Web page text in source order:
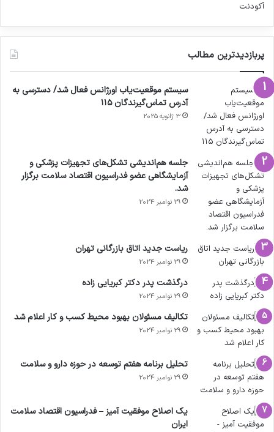
آکودنت
پربازدیدترین مطالب
سیستم موقعیت‌یاب اورژانس فعال شد/ دسترسی به
آدرس تماس‌گیرندگان ۱۱۵
3 ژانویه 2025
جلسه هم‌اندیشی تشکل‌های تجهیزات پزشکی و
آزمایشگاهی عضو فدراسیون اقتصاد سلامت برگزار
شد.
29 نوامبر 2024
ریاست جدید اتاق بازرگانی تهران
29 نوامبر 2024
درگذشت پدر دکتر کبریایی زاده
29 نوامبر 2024
تکالیف مسئولان بهبود محیط کسب و کار اعلام شد
29 نوامبر 2024
تحلیل برنامه هفتم توسعه در حوزه دارو و سلامت
29 نوامبر 2024
یک اصلاح موفقیت آمیز – فدراسیون اقتصاد سلامت
ایران